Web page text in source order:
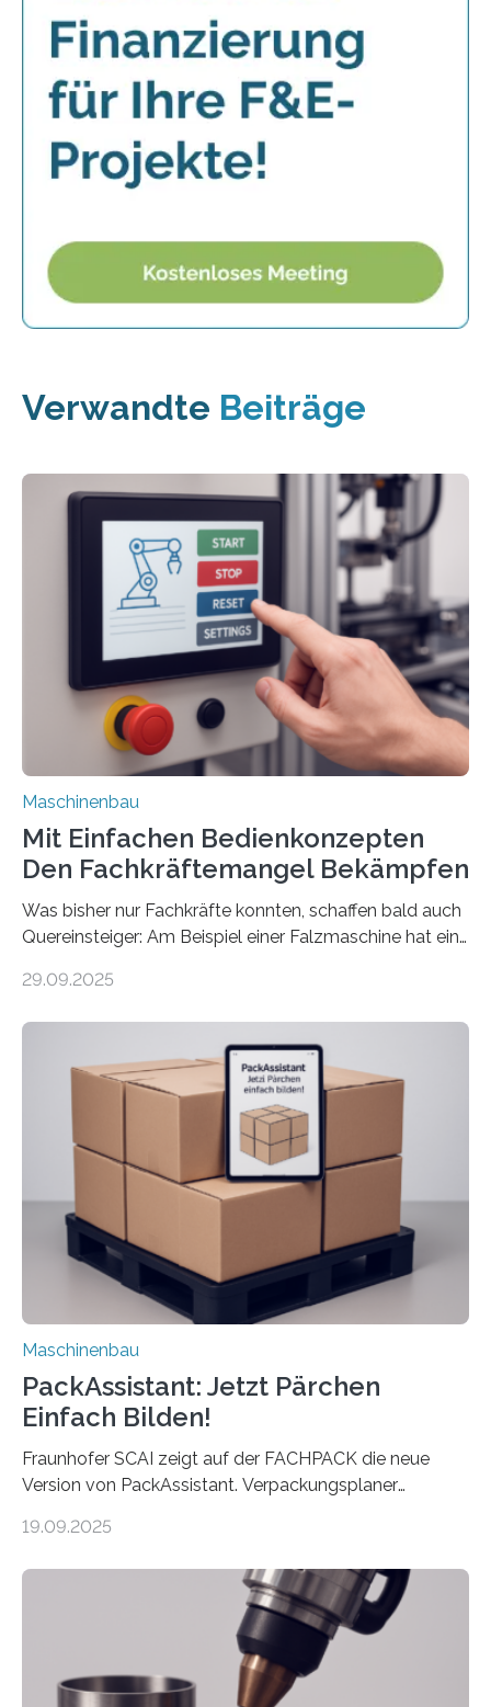
Verwandte Beiträge
Maschinenbau
Mit Einfachen Bedienkonzepten
Den Fachkräftemangel Bekämpfen
Was bisher nur Fachkräfte konnten, schaffen bald auch
Quereinsteiger: Am Beispiel einer Falzmaschine hat ein
Mensch-Maschine-Schnittstelle so sehr vereinfacht,
Die zugrunde liegende Methodik lässt sich auf alle
anderen Maschinen übertragen. Eine Falzmaschine
umzurüsten ist ein Job für echte Profis. Eine solche
Maschine faltet in Druckereien Broschüren, Prospekte,
Landkarten und vieles mehr – mehrere Zehntausend
Exemplare pro Stunde. Je nach Maschinentyp und
Auftrag kann das Umrüsten…
29.09.2025
Maschinenbau
PackAssistant: Jetzt Pärchen
Einfach Bilden!
Fraunhofer SCAI zeigt auf der FACHPACK die neue
Version von PackAssistant. Verpackungsplaner
Automobil, Maschinenbau und in der Zulieferindustrie.
Teile als eine Einheit verpacken. Die Anordnung kann
der Benutzer vorgeben und erhält so mehr Kontrolle
über die Positionierung der Bauteile. Die ebenfalls neue
Automatisierungsschnittstelle dient dazu, die Software
besser in spezifische Unternehmensprozesse
19.09.2025